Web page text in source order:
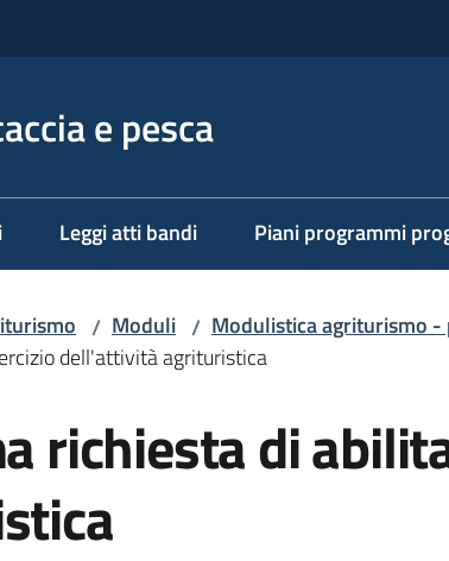
e pesca
Leggi atti bandi Piani programmi
/ Moduli / Modulistica agriturismo
dell'attività agrituristica
richiesta di